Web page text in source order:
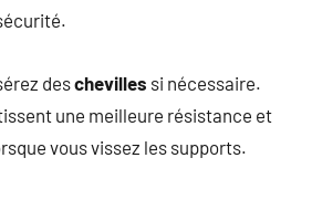
deschevilles si nécessaire.
une meilleure résistance et
vous vissez les supports.